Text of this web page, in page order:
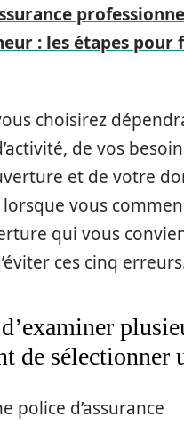
: les étapes pour
choisirez
de vos
et de votre
lorsque vous
qui vous
ces cinq
de sélectionner
police d’assurance